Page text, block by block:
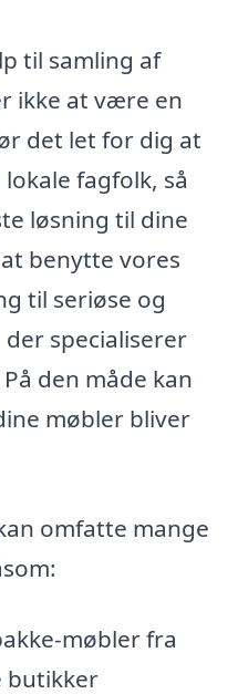
til samling af
ikke at være en
det let for dig at
fagfolk, så
løsning til dine
benytte vores
til seriøse og
specialiserer
den måde kan
møbler bliver
omfatte mange
møbler fra
butikker